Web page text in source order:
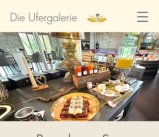
Die Ufergalerie